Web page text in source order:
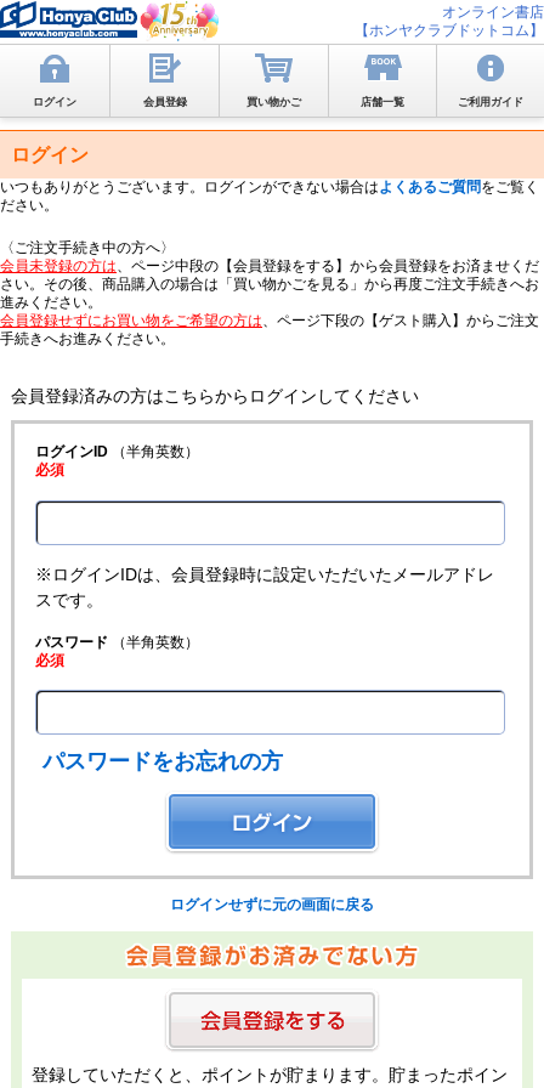
オンライン書店
【ホンヤクラブドットコム】
ログイン 会員登録 買い物かご 店舗一覧 ご利用ガイド
ログイン
いつもありがとうございます。ログインができない場合はよくあるご質問をご覧く
ださい。
〈ご注文手続き中の方へ〉
会員未登録の方は、ページ中段の【会員登録をする】から会員登録をお済ませくだ
さい。その後、商品購入の場合は「買い物かごを見る」から再度ご注文手続きへお
進みください。
会員登録せずにお買い物をご希望の方は、ページ下段の【ゲスト購入】からご注文
手続きへお進みください。
会員登録済みの方はこちらからログインしてください
ログインID（半角英数）
必須
※ログインIDは、会員登録時に設定いただいたメールアドレ
スです。
パスワード （半角英数）
必須
パスワードをお忘れの方
ログインせずに元の画面に戻る
登録していただくと、ポイントが貯まります。貯まったポイン